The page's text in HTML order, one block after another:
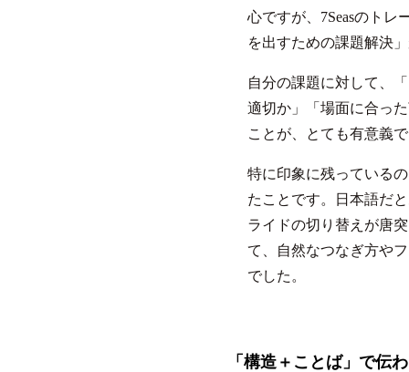
心ですが、7Seasのトレ
を出すための課題解決
自分の課題に対して、
適切か」「場面に合っ
ことが、とても有意義
特に印象に残っている
たことです。日本語だ
ライドの切り替えが唐
て、自然なつなぎ方や
でした。
「構造＋ことば」で伝